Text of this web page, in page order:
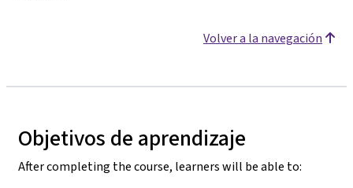
Volver a la navegación
Objetivos de aprendizaje
After completing the course, learners will be able to: